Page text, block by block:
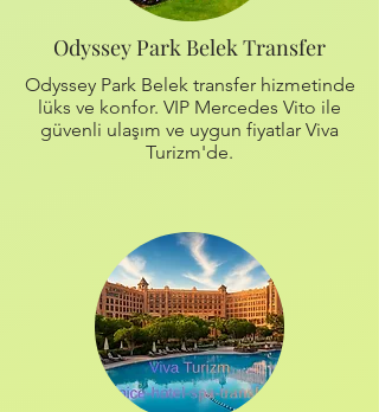
Odyssey Park Belek Transfer
Odyssey Park Belek transfer hizmetinde
lüks ve konfor. VIP Mercedes Vito ile
güvenli ulaşım ve uygun fiyatlar Viva
Turizm'de.